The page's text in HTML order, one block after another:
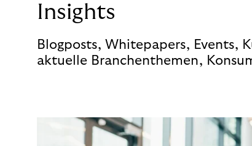
Insights
Blogposts, Whitepapers, Events,
aktuelle Branchenthemen,